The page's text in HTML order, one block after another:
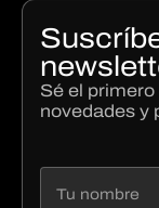
Sé el
novedades y